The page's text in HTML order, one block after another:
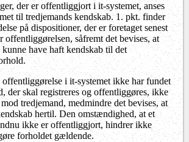
der er offentliggjort i it-systemet, anses
til tredjemands kendskab. 1. pkt. finder
på dispositioner, der er foretaget senest
offentliggørelsen, såfremt det bevises, at
have haft kendskab til det
i it-systemet ikke har fundet
der skal registreres og offentliggøres, ikke
tredjemand, medmindre det bevises, at
hertil. Den omstændighed, at et
ikke er offentliggjort, hindrer ikke
forholdet gældende.